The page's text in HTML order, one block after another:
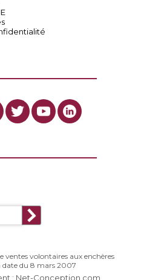
ventes volontaires aux enchères
date du 8 mars 2007
: Net-Conception.com